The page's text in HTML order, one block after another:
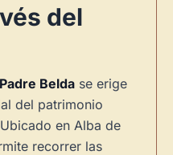
del
Belda se erige
del patrimonio
en Alba de
recorrer las